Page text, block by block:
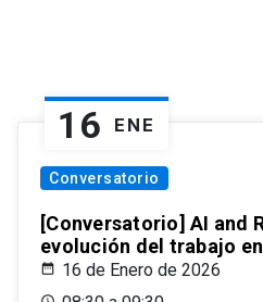
16 ENE
Conversatorio
[Conversatorio] AI and
evolución del trabajo
16 de Enero de 2026